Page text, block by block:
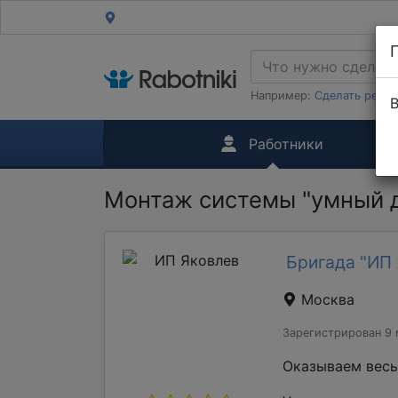
Например: Сделать
Работники
Монтаж системы "умный
Бригада "ИП
Москва
Зарегистрирован 9
Оказываем